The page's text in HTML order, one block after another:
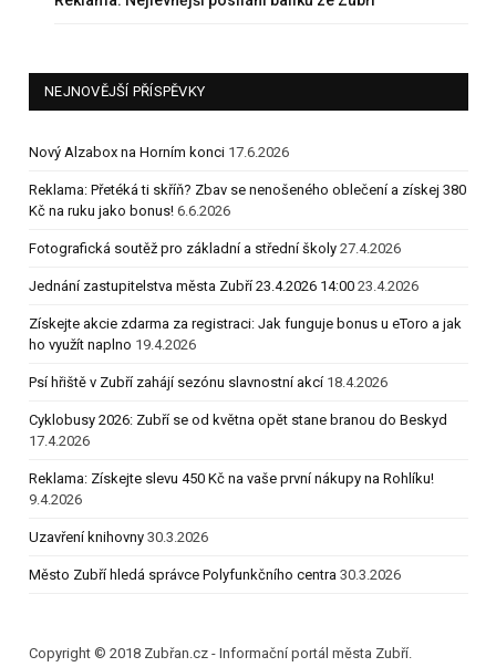
NEJNOVĚJŠÍ PŘÍSPĚVKY
Nový Alzabox na Horním konci 17.6.2026
Reklama: Přetéká ti skříň? Zbav se nenošeného oblečení a získej 380
Kč na ruku jako bonus! 6.6.2026
Fotografická soutěž pro základní a střední školy 27.4.2026
Jednání zastupitelstva města Zubří 23.4.2026 14:00 23.4.2026
Získejte akcie zdarma za registraci: Jak funguje bonus u eToro a jak
ho využít naplno 19.4.2026
Psí hřiště v Zubří zahájí sezónu slavnostní akcí 18.4.2026
Cyklobusy 2026: Zubří se od května opět stane branou do Beskyd
17.4.2026
Reklama: Získejte slevu 450 Kč na vaše první nákupy na Rohlíku!
9.4.2026
Uzavření knihovny 30.3.2026
Město Zubří hledá správce Polyfunkčního centra 30.3.2026
Copyright © 2018 Zubřan.cz - Informační portál města Zubří.